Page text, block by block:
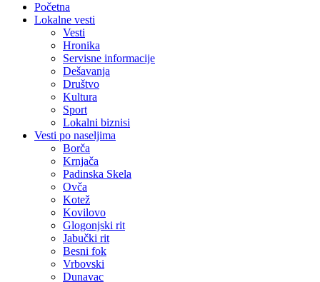
Početna
Lokalne vesti
Vesti
Hronika
Servisne informacije
Dešavanja
Društvo
Kultura
Sport
Lokalni biznisi
Vesti po naseljima
Borča
Krnjača
Padinska Skela
Ovča
Kotež
Kovilovo
Glogonjski rit
Jabučki rit
Besni fok
Vrbovski
Dunavac